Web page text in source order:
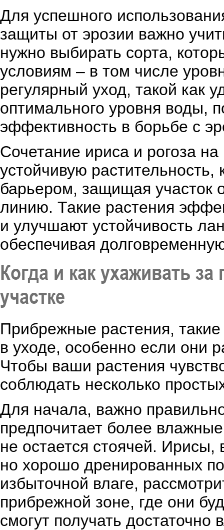
Для успешного
защиты от эрозии важно
нужно выбирать сорта,
условиям – в том числе
регулярный уход, такой как
оптимального уровня воды,
эффективность в борьбе с
Сочетание ириса и рогоза
устойчивую
барьером, защищая участок
линию. Такие растения
и улучшают устойчивость
обеспечивая
Когда и как ухаживать
участке
Прибрежные растения, такие
в уходе, особенно если они
Чтобы ваши растения
соблюдать несколько
Для начала, важно
предпочитает более
не остается стоячей.
но хорошо дренированных
избыточной влаге,
прибрежной зоне, где они
смогут получать достаточно